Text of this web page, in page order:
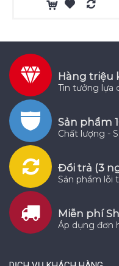
Hàng triệu
Tin tưởng lựa
Sản phẩm
Chất lượng -
Đổi trả (3
Sản phẩm lỗi
Miễn phí
Áp dụng đơn